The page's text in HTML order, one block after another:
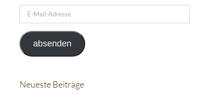
Mail-
Adresse
absenden
Neueste Beiträge